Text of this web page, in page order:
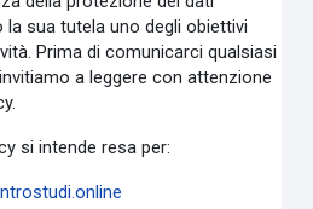
sua tutela uno degli obiettivi
Prima di comunicarci qualsiasi
a leggere con attenzione
si intende resa per: